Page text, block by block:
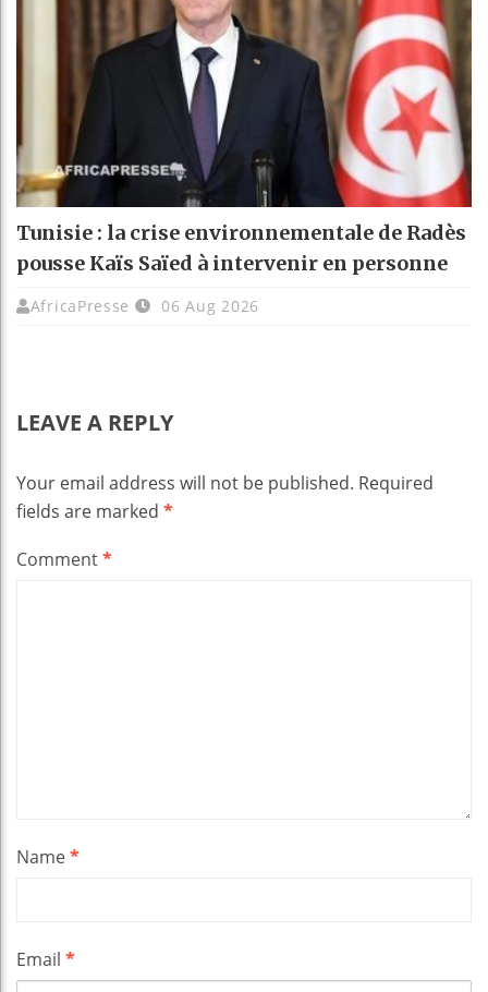
Tunisie : la crise environnementale de Radès
pousse Kaïs Saïed à intervenir en personne
AfricaPresse 06 Aug 2026
LEAVE A REPLY
Your email address will not be published. Required
fields are marked *
Comment*
Name*
Email *